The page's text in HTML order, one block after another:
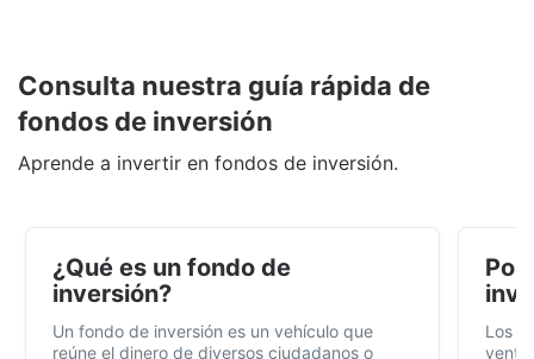
Consulta nuestra guía rápida de
fondos de inversión
Aprende a invertir en fondos de inversión.
¿Qué es un fondo de
inversión?
Un fondo de inversión es un vehículo que
reúne el dinero de diversos ciudadanos o
Por
Los